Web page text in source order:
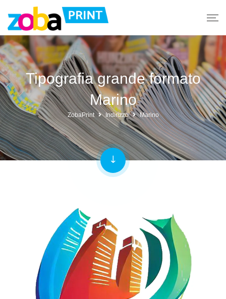
Tipografia grande formato
Marino
ZobaPrint Indirizzo Marino